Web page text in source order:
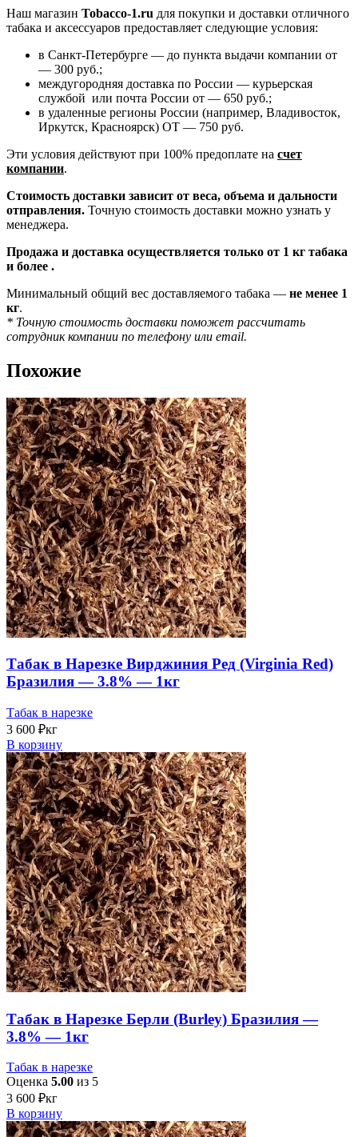
Наш магазин Tobacco-1.ru для покупки и доставки отличного
табака и аксессуаров предоставляет следующие условия:
в Санкт-Петербурге — до пункта выдачи компании от
— 300 руб.;
междугородняя доставка по России — курьерская
службой или почта России от — 650 руб.;
в удаленные регионы России (например, Владивосток,
Иркутск, Красноярск) ОТ — 750 руб.
Эти условия действуют при 100% предоплате на счет
компании.
Стоимость доставки зависит от веса, объема и дальности
отправления. Точную стоимость доставки можно узнать у
менеджера.
Продажа и доставка осуществляется только от 1 кг табака
и более .
Минимальный общий вес доставляемого табака — не менее 1
кг.
* Точную стоимость доставки поможет рассчитать
сотрудник компании по телефону или email.
Похожие
Табак в Нарезке Вирджиния Ред (Virginia Red)
Бразилия — 3.8% — 1кг
Табак в нарезке
3 600 ₽кг
В корзину
Табак в Нарезке Берли (Burley) Бразилия —
3.8% — 1кг
Табак в нарезке
Оценка 5.00 из 5
3 600 ₽кг
В корзину